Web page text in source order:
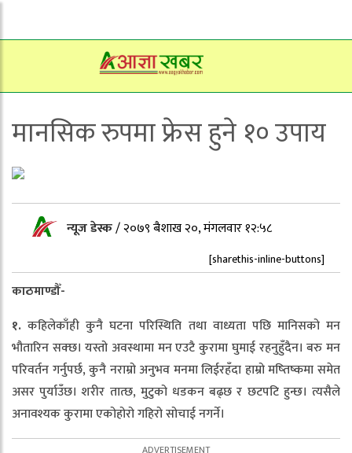
मानसिक रुपमा फ्रेस हुने १० उपाय
न्यूज डेस्क/२०७९ बैशाख २०, मंगलवार १२:५८
[sharethis-inline-buttons]
काठमाण्डौँ-
१. कहिलेकाँही कुनै घटना परिस्थिति तथा वाध्यता पछि मानिसको मन
भौतारिन सक्छ। यस्तो अवस्थामा मन एउटै कुरामा घुमाई रहनुहुँदैन। बरु मन
परिवर्तन गर्नुपर्छ, कुनै नराम्रो अनुभव मनमा लिईरहँदा हाम्रो मष्तिष्कमा समेत
असर पुर्याउँछ। शरीर तात्छ, मुटुको धडकन बढ्छ र छटपटि हुन्छ। त्यसैले
अनावश्यक कुरामा एकोहोरो गहिरो सोचाई नगर्ने।